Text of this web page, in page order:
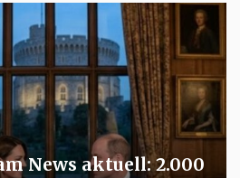
News aktuell: 2.000